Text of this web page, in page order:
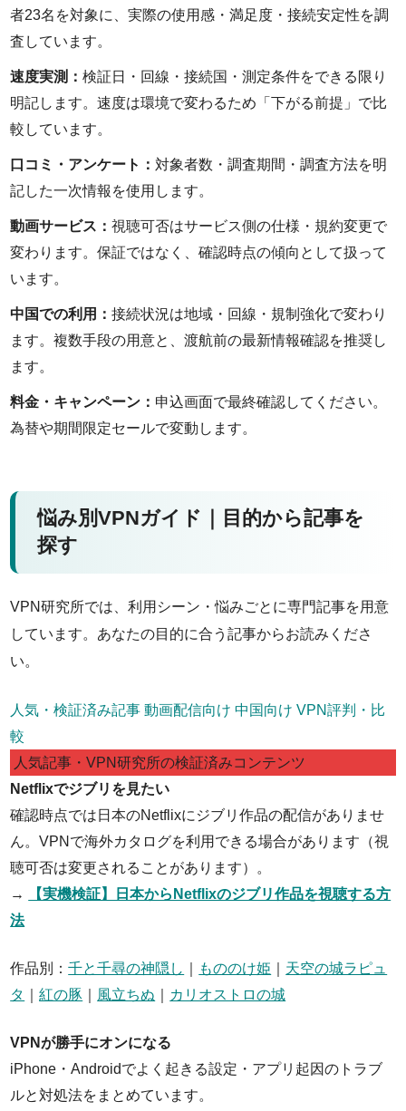
者23名を対象に、実際の使用感・満足度・接続安定性を調
査しています。
速度実測：検証日・回線・接続国・測定条件をできる限り
明記します。速度は環境で変わるため「下がる前提」で比
較しています。
口コミ・アンケート： 対象者数・調査期間・調査方法を明
記した一次情報を使用します。
動画サービス：視聴可否はサービス側の仕様・規約変更で
変わります。保証ではなく、確認時点の傾向として扱って
います。
中国での利用：接続状況は地域・回線・規制強化で変わり
ます。複数手段の用意と、渡航前の最新情報確認を推奨し
ます。
料金・キャンペーン： 申込画面で最終確認してください。
為替や期間限定セールで変動します。
悩み別VPNガイド｜目的から記事を
探す
VPN研究所では、利用シーン・悩みごとに専門記事を用意
しています。あなたの目的に合う記事からお読みくださ
い。
人気・検証済み記事 動画配信向け 中国向け VPN評判・比
較
人気記事・VPN研究所の検証済みコンテンツ
Netflixでジブリを見たい
確認時点では日本のNetflixにジブリ作品の配信がありませ
ん。VPNで海外カタログを利用できる場合があります（視
聴可否は変更されることがあります）。
→
【実機検証】日本からNetflixのジブリ作品を視聴する方
法
作品別：千と千尋の神隠し もののけ姫
天空の城ラピュ
タ
｜紅の豚 風立ちぬ カリオストロの城
VPNが勝手にオンになる
iPhone・Androidでよく起きる設定・アプリ起因のトラブ
ルと対処法をまとめています。